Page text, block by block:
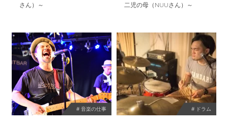
さん）～
二児の母（NUUさん）～
# 音楽の仕事 # ドラム